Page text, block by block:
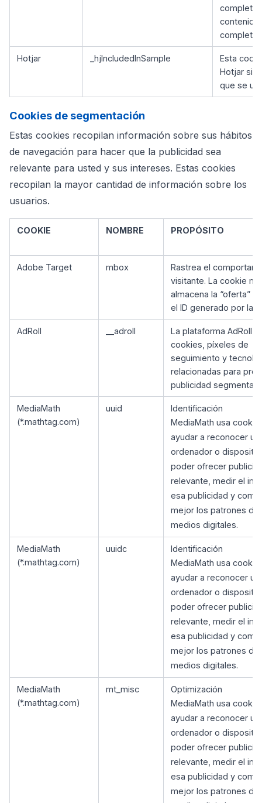
completa
contenido
Hotjar _hjIncludedInSample
Esta
Hotjar si
que se
Cookies de segmentación
Estas cookies recopilan información sobre sus hábitos
de navegación para hacer que la publicidad sea
relevante para usted y sus intereses. Estas cookies
recopilan la mayor cantidad de información sobre los
usuarios.
COOKIE NOMBRE PROPÓSITO
Adobe Target mbox
Rastrea el
visitante. La cookie
almacena la “oferta”
el ID generado por la
AdRoll __adroll
La plataforma AdRoll
cookies, píxeles de
seguimiento y
relacionadas para
publicidad
MediaMath
(*.mathtag.com)
uuid
Identificación
MediaMath usa
ayudar a reconocer un
ordenador o
poder ofrecer
relevante, medir el
esa publicidad y
mejor los patrones de
medios digitales.
MediaMath
(*.mathtag.com)
uuidc
Identificación
MediaMath usa
ayudar a reconocer un
ordenador o
poder ofrecer
relevante, medir el
esa publicidad y
mejor los patrones de
medios digitales.
MediaMath
(*.mathtag.com)
mt_misc
Optimización
MediaMath usa
ayudar a reconocer un
ordenador o
poder ofrecer
relevante, medir el
esa publicidad y
mejor los patrones de